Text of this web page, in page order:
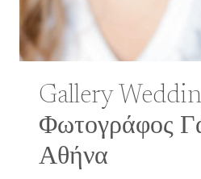
Gallery
Φωτογράφος
Αθήνα